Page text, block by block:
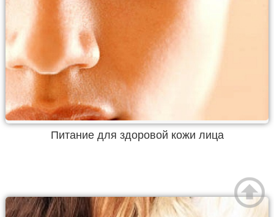
Питание для здоровой кожи лица